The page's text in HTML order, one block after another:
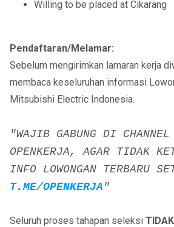
Willing to be placed at Cikarang
Pendaftaran/Melamar:
Sebelum mengirimkan lamaran kerja
membaca keseluruhan informasi
Mitsubishi Electric Indonesia.
"WAJIB GABUNG DI CHANNEL
OPENKERJA, AGAR TIDAK
INFO LOWONGAN TERBARU
T.ME/OPENKERJA "
Seluruh proses tahapan seleksi